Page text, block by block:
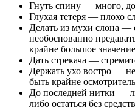
Гнуть спину — много,
Глухая тетеря — плохо
Делать из мухи слона —
необоснованно
крайне большое
Дать стрекача —
Держать ухо востро —
быть крайне
До последней нитки —
либо остаться без